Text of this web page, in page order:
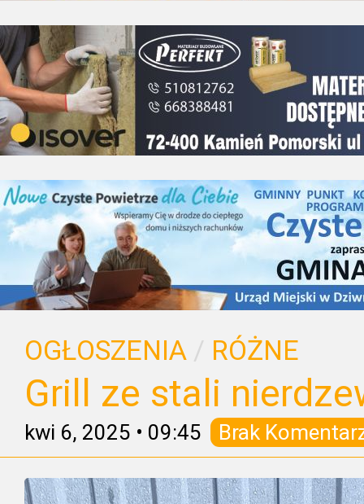
OGŁOSZENIA / RÓŻNE
Grill ze stali
kwi 6, 2025 • 09:45 Brak